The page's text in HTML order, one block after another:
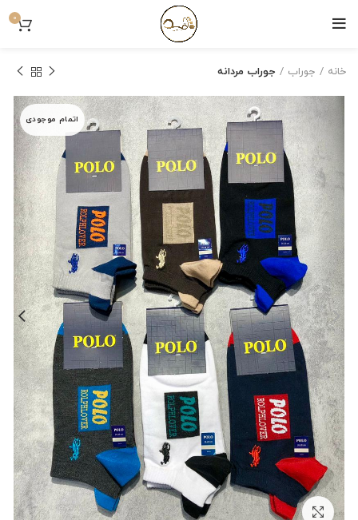
0
خانه جوراب جوراب مردانه
اتمام موجودی
بزرگنمایی تصویر